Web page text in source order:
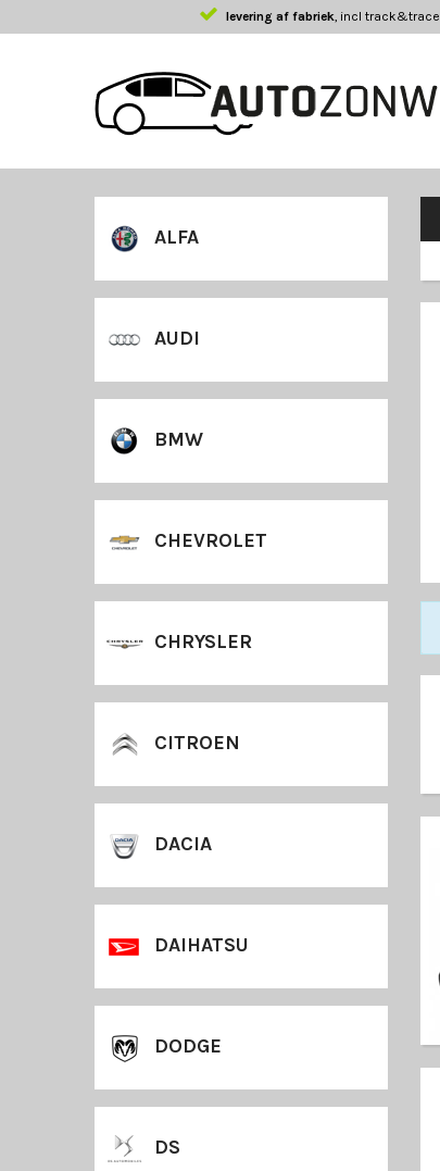
levering af fabriek, incl track&trace
ALFA
AUDI
BMW
CHEVROLET
CHRYSLER
CITROEN
DACIA
DAIHATSU
DODGE
DS